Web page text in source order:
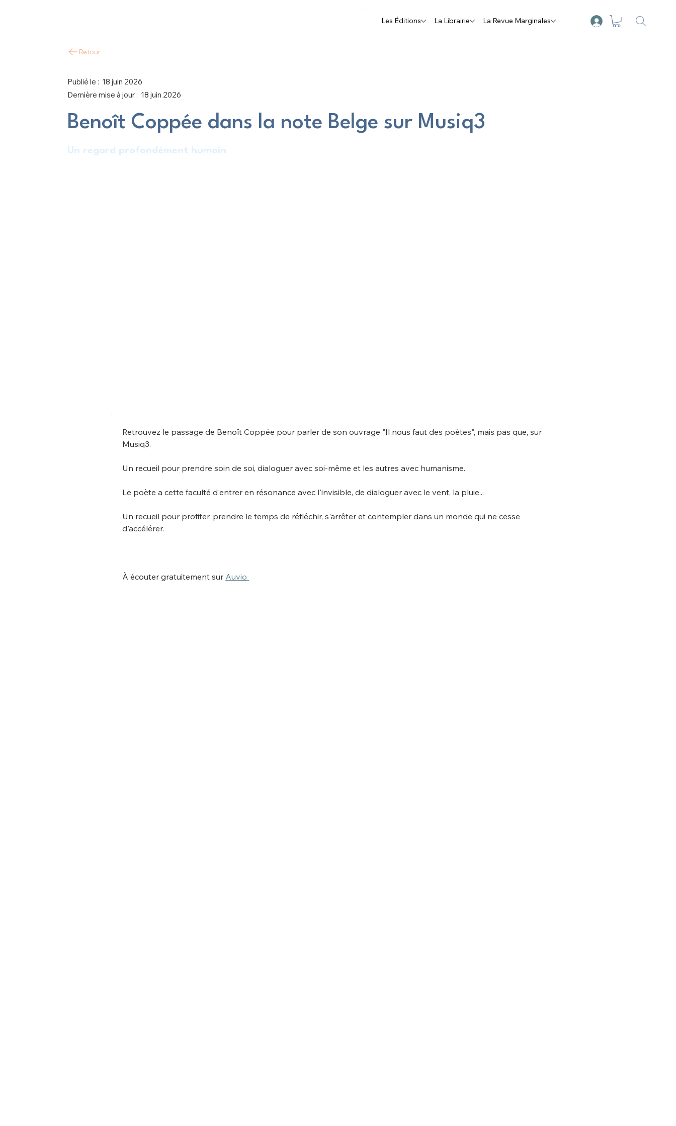
Les Éditions La Librairie La Revue Marginales
Retour
Publié le : 18 juin 2026
Dernière mise à jour : 18 juin 2026
Benoît Coppée dans la note Belge sur Musiq3
Un regard profondément humain
Retrouvez le passage de Benoît Coppée pour parler de son ouvrage "Il nous faut des poètes", mais pas que, sur
Musiq3.
Un recueil pour prendre soin de soi, dialoguer avec soi-même et les autres avec humanisme.
Le poète a cette faculté d'entrer en résonance avec l'invisible, de dialoguer avec le vent, la pluie...
Un recueil pour profiter, prendre le temps de réfléchir, s'arrêter et contempler dans un monde qui ne cesse
d'accélérer.
À écouter gratuitement sur Auvio